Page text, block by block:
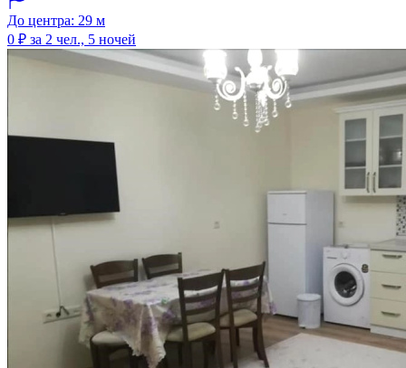
До центра: 29 м
0 ₽ за 2 чел., 5 ночей